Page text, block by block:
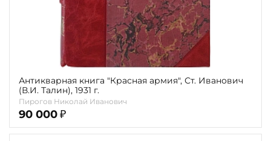
Антикварная книга "Красная армия", Ст. Иванович
(В.И. Талин), 1931 г.
Пирогов Николай Иванович
90 000 ₽